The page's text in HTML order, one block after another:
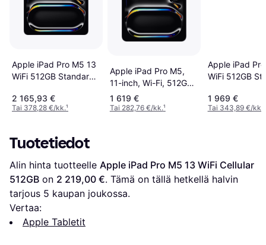
Apple iPad Pro M5 13
WiFi 512GB Standard
2 165,93 €
Tai 378,28 €/kk.¹
Apple iPad Pro M5,
11-inch, Wi-Fi, 512GB,
Standard Glass Space
Black
1 619 €
Tai 282,76 €/kk.¹
Apple iPad
WiFi 512GB
1 969 €
Tai 343,89 €/kk.
Tuotetiedot
Alin hinta tuotteelle Apple iPad Pro M5 13 WiFi Cellular
512GB on 2 219,00 €. Tämä on tällä hetkellä halvin
tarjous 5 kaupan joukossa.
Vertaa:
Apple Tabletit